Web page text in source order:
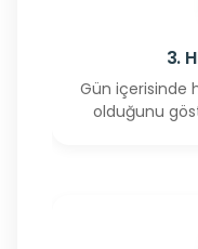
3.
Gün içerisinde
olduğunu